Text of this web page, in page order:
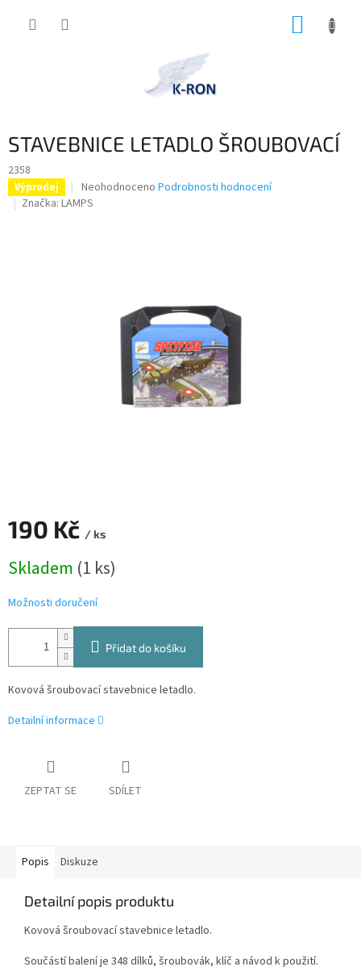
STAVEBNICE LETADLO ŠROUBOVACÍ
2358
Výprodej
Průměrné
hodnocení
Neohodnoceno Podrobnosti hodnocení
Značka: LAMPS
190 Kč / ks
cena:
Skladem (1 ks)
Možnosti doručení
Přidat do košíku
Kovová šroubovací stavebnice letadlo.
Detailní informace
ZEPTAT SE SDÍLET
Popis Diskuze
Detailní popis produktu
Kovová šroubovací stavebnice letadlo.
Součástí balení je 348 dílků, šroubovák, klíč a návod k použití.